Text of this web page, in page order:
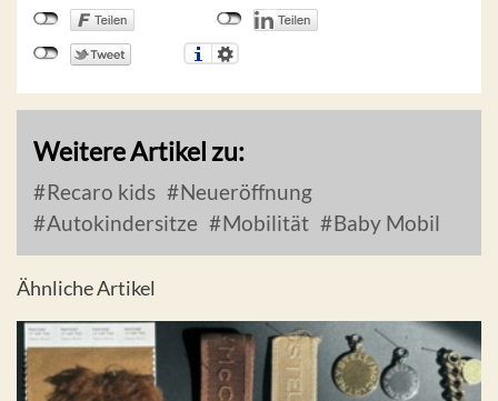
Weitere Artikel zu:
Recaro kids
Neueröffnung
Autokindersitze
Mobilität Baby Mobil
Ähnliche Artikel